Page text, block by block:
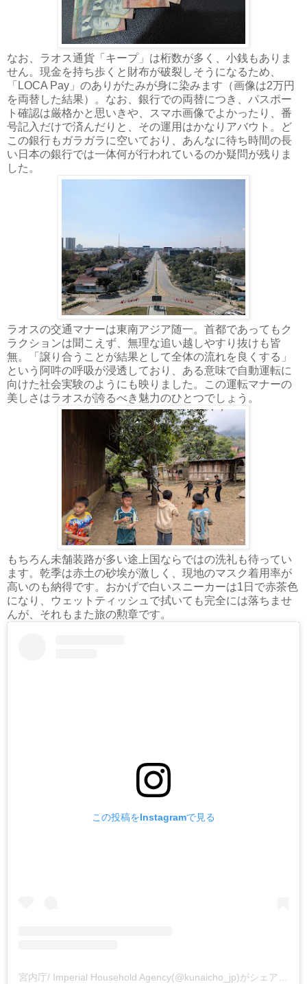
なお、ラオス通貨「キープ」は桁数が多く、小銭もありま
せん。現金を持ち歩くと財布が破裂しそうになるため、
「LOCA Pay」のありがたみが身に染みます（画像は2万円
を両替した結果）。なお、銀行での両替につき、パスポー
ト確認は厳格かと思いきや、スマホ画像でよかったり、番
号記入だけで済んだりと、その運用はかなりアバウト。ど
この銀行もガラガラに空いており、あんなに待ち時間の長
い日本の銀行では一体何が行われているのか疑問が残りま
した。
ラオスの交通マナーは東南アジア随一。首都であってもク
ラクションは聞こえず、無理な追い越しやすり抜けも皆
無。「譲り合うことが結果として全体の流れを良くする」
という阿吽の呼吸が浸透しており、ある意味で自動運転に
向けた社会実験のようにも映りました。この運転マナーの
美しさはラオスが誇るべき魅力のひとつでしょう。
もちろん未舗装路が多い途上国ならではの洗礼も待ってい
ます。乾季は赤土の砂埃が激しく、現地のマスク着用率が
高いのも納得です。おかげで白いスニーカーは1日で赤茶色
になり、ウェットティッシュで拭いても完全には落ちませ
んが、それもまた旅の勲章です。
この投稿をInstagramで見る
宮内庁/ Imperial Household Agency(@kunaicho_jp)がシェアした投稿